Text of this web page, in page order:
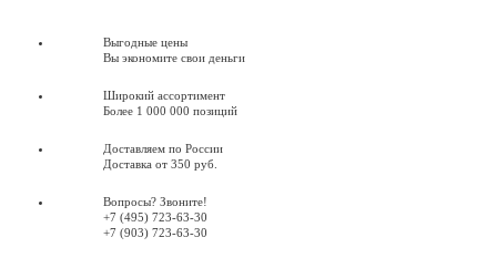
Выгодные цены
Вы экономите свои деньги
Широкий ассортимент
Более 1 000 000 позиций
Доставляем по России
Доставка от 350 руб.
Вопросы? Звоните!
+7 (495) 723-63-30
+7 (903) 723-63-30